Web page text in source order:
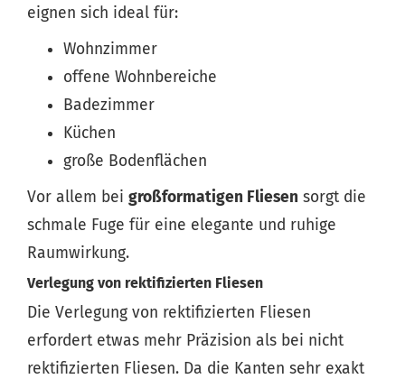
eignen sich ideal für:
Wohnzimmer
offene Wohnbereiche
Badezimmer
Küchen
große Bodenflächen
Vor allem bei großformatigen Fliesen sorgt die
schmale Fuge für eine elegante und ruhige
Raumwirkung.
Verlegung von rektifizierten Fliesen
Die Verlegung von rektifizierten Fliesen
erfordert etwas mehr Präzision als bei nicht
rektifizierten Fliesen. Da die Kanten sehr exakt